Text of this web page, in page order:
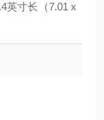
英寸长（7.01 x